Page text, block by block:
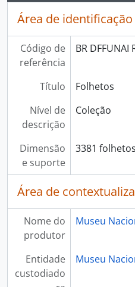
Área de identificação
Código de
referência
BR DFFUNAI
Título
Folhetos
Nível de
descrição
Coleção
Dimensão
e suporte
3381 folhetos
Área de
Nome do
produtor
Museu
Entidade
custodiado
Museu